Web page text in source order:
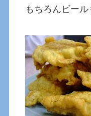
もちろんビール